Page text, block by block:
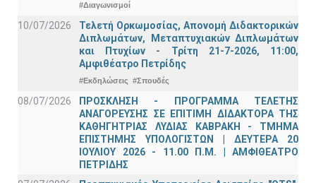
#Διαγωνισμοί
10/07/2026
Τελετή Ορκωμοσίας, Απονομή Διδακτορικών
Διπλωμάτων, Μεταπτυχιακών Διπλωμάτων
και Πτυχίων - Τρίτη 21-7-2026, 11:00,
Αμφιθέατρο Πετρίδης
#Εκδηλώσεις #Σπουδές
08/07/2026
ΠΡΟΣΚΛΗΣΗ - ΠΡΟΓΡΑΜΜΑ ΤΕΛΕΤΗΣ
ΑΝΑΓΟΡΕΥΣΗΣ ΣΕ ΕΠΙΤΙΜΗ ΔΙΔΑΚΤΟΡΑ ΤΗΣ
ΚΑΘΗΓΗΤΡΙΑΣ ΛΥΔΙΑΣ ΚΑΒΡΑΚΗ - ΤΜΗΜΑ
ΕΠΙΣΤΗΜΗΣ ΥΠΟΛΟΓΙΣΤΩΝ | ΔΕΥΤΕΡΑ 20
ΙΟΥΛΙΟΥ 2026 - 11.00 Π.Μ. | ΑΜΦΙΘΕΑΤΡΟ
ΠΕΤΡΙΔΗΣ